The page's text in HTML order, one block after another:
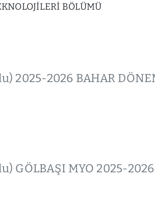
BÖLÜMÜ
2025-2026 BAHAR
GÖLBAŞI MYO 2025-2026